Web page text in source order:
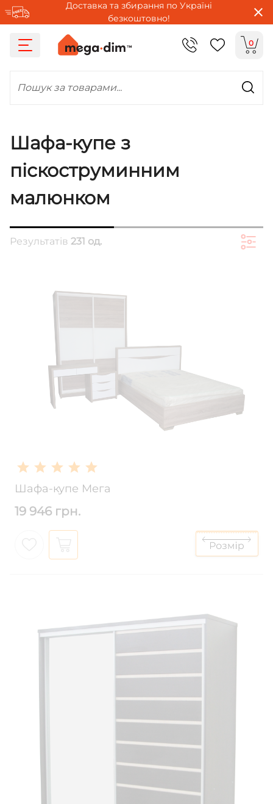
Доставка та збирання по Україні
безкоштовно!
0
Пошук за товарами...
Шафа-купе з
піскоструминним
малюнком
Результатів 231 од.
Шафа-купе Мега
19 946 грн.